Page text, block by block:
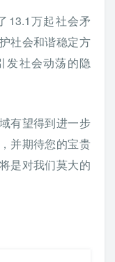
13.1万起社会矛
社会和谐稳定方
发社会动荡的隐
有望得到进一步
并期待您的宝贵
是对我们莫大的